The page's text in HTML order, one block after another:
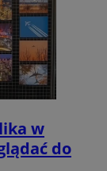
w
do